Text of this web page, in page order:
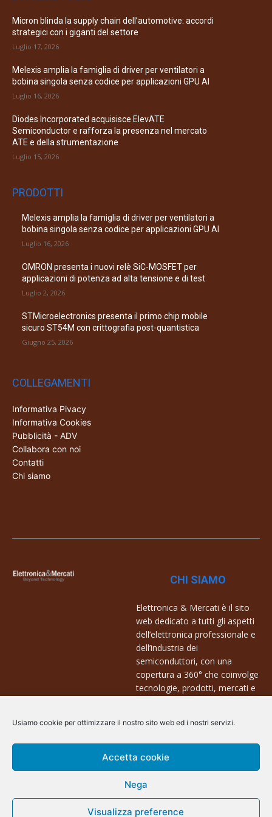
Usiamo cookie per ottimizzare il nostro sito web ed i nostri servizi.
Accetta cookie
Nega
Visualizza preference
Micron blinda la supply chain dell’automotive: accordi
strategici con i giganti del settore
Luglio 17, 2026
Melexis amplia la famiglia di driver per ventilatori a
bobina singola senza codice per applicazioni GPU AI
Luglio 16, 2026
Diodes Incorporated acquisisce ElevATE
Semiconductor e rafforza la presenza nel mercato
ATE e della strumentazione
Luglio 15, 2026
PRODOTTI
Melexis amplia la famiglia di driver per ventilatori a
bobina singola senza codice per applicazioni GPU AI
Luglio 16, 2026
OMRON presenta i nuovi relè SiC-MOSFET per
applicazioni di potenza ad alta tensione e di test
Luglio 2, 2026
STMicroelectronics presenta il primo chip mobile
sicuro ST54M con crittografia post-quantistica
Giugno 25, 2026
COLLEGAMENTI
Informativa Pivacy
Informativa Cookies
Pubblicità - ADV
Collabora con noi
Contatti
Chi siamo
CHI SIAMO
Elettronica & Mercati è il sito
web dedicato a tutti gli aspetti
dell’elettronica professionale e
dell’industria dei
semiconduttori, con una
copertura a 360° che coinvolge
tecnologie, prodotti, mercati e
Contatti:
info@arscommunication.it
@ArsCommunication 2023